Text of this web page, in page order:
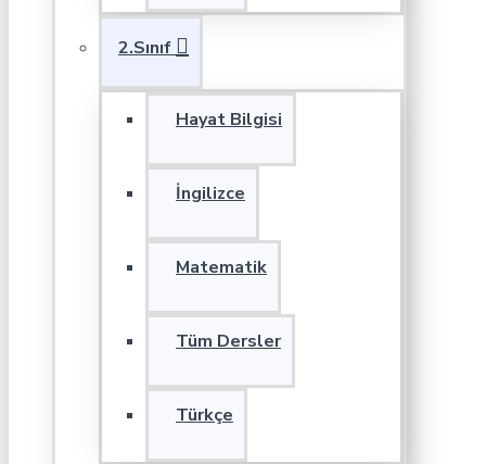
2.Sınıf
Hayat Bilgisi
İngilizce
Matematik
Tüm Dersler
Türkçe